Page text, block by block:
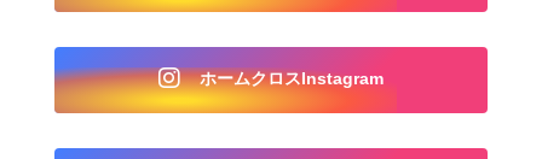
ホームクロスInstagram